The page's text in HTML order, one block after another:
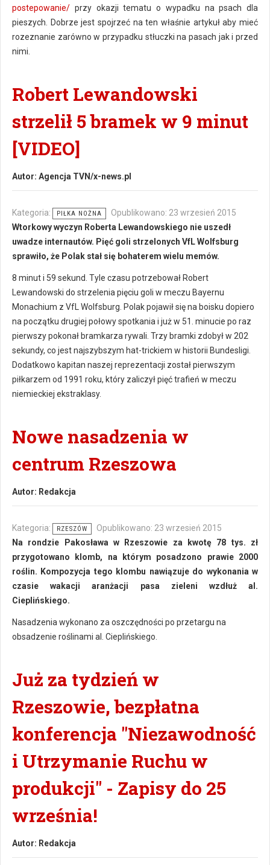
postepowanie/ przy okazji tematu o wypadku na psach dla
pieszych. Dobrze jest spojrzeć na ten właśnie artykuł aby mieć
rozeznanie zarówno w przypadku stłuczki na pasach jak i przed
nimi.
Robert Lewandowski
strzelił 5 bramek w 9 minut
[VIDEO]
Autor: Agencja TVN/x-news.pl
Kategoria: PIŁKA NOŻNA
Opublikowano: 23 wrzesień 2015
Wtorkowy wyczyn Roberta Lewandowskiego nie uszedł
uwadze internautów. Pięć goli strzelonych VfL Wolfsburg
sprawiło, że Polak stał się bohaterem wielu memów.
8 minut i 59 sekund. Tyle czasu potrzebował Robert
Lewandowski do strzelenia pięciu goli w meczu Bayernu
Monachium z VfL Wolfsburg. Polak pojawił się na boisku dopiero
na początku drugiej połowy spotkania i już w 51. minucie po raz
pierwszy pokonał bramkarza rywali. Trzy bramki zdobył w 202
sekundy, co jest najszybszym hat-trickiem w historii Bundesligi.
Dodatkowo kapitan naszej reprezentacji został pierwszym
piłkarzem od 1991 roku, który zaliczył pięć trafień w meczu
niemieckiej ekstraklasy.
Nowe nasadzenia w
centrum Rzeszowa
Autor: Redakcja
Kategoria: RZESZÓW
Opublikowano: 23 wrzesień 2015
Na rondzie Pakosława w Rzeszowie za kwotę 78 tys. zł
przygotowano klomb, na którym posadzono prawie 2000
roślin. Kompozycja tego klombu nawiązuje do wykonania w
czasie wakacji aranżacji pasa zieleni wzdłuż al.
Cieplińskiego.
Nasadzenia wykonano za oszczędności po przetargu na
obsadzenie roślinami al. Cieplińskiego.
Już za tydzień w
Rzeszowie, bezpłatna
konferencja "Niezawodność
i Utrzymanie Ruchu w
produkcji" - Zapisy do 25
września!
Autor: Redakcja